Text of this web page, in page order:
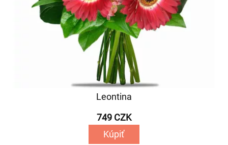
Leontina
749 CZK
Kúpiť